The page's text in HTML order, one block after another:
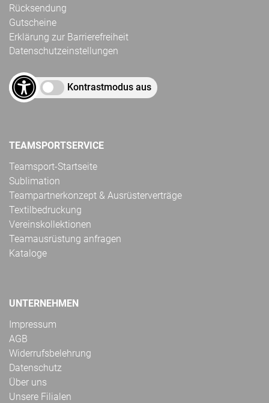
Rücksendung
Gutscheine
Erklärung zur Barrierefreiheit
Datenschutzeinstellungen
Kontrastmodus aus
TEAMSPORTSERVICE
Teamsport-Startseite
Sublimation
Teampartnerkonzept & Ausrüsterverträge
Textilbedruckung
Vereinskollektionen
Teamausrüstung anfragen
Kataloge
UNTERNEHMEN
Impressum
AGB
Widerrufsbelehrung
Datenschutz
Über uns
Unsere Filialen